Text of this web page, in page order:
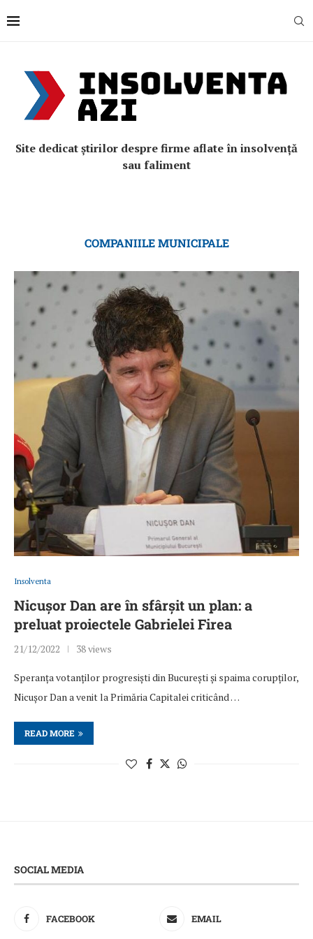
Site dedicat știrilor despre firme aflate în insolvență
sau faliment
COMPANIILE MUNICIPALE
Insolventa
Nicușor Dan are în sfârșit un plan: a
preluat proiectele Gabrielei Firea
21/12/2022 38 views
Speranța votanților progresiști din București și spaima corupților,
Nicușor Dan a venit la Primăria Capitalei criticând …
READ MORE
SOCIAL MEDIA
FACEBOOK EMAIL